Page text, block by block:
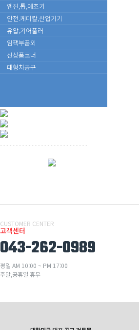
엔진,톱,예초기
안전.케미칼,산업기기
유압,기어풀러
임팩부품외
신상품코너
대형차공구
CUSTOMER CENTER
고객센터
043-262-0989
평일 AM 10:00 ~ PM 17:00
주말,공휴일 휴무